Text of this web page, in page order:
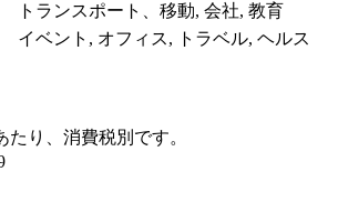
トランスポート、移動, 会社, 教育
イベント, オフィス, トラベル, ヘルス
たり、消費税別です。